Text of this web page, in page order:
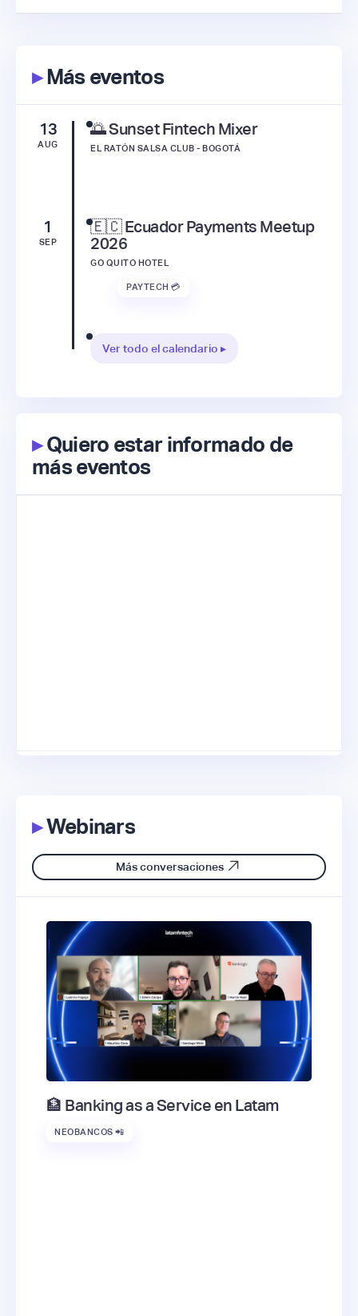
▸Más eventos
13
AUG
🌅 Sunset Fintech Mixer
EL RATÓN SALSA CLUB - BOGOTÁ
1
SEP
🇪🇨 Ecuador Payments Meetup
2026
GO QUITO HOTEL
PAYTECH 💳
Ver todo el calendario ▸
▸Quiero estar informado de
más eventos
▸Webinars
Más conversaciones
🏦 Banking as a Service en Latam
NEOBANCOS 📲